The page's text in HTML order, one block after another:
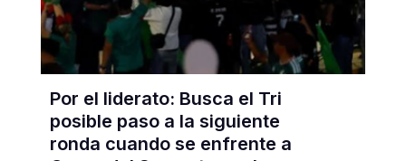
Por el liderato: Busca el Tri
posible paso a la siguiente
ronda cuando se enfrente a